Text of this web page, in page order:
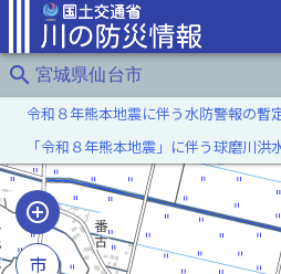
search 宮城県仙台市
令和８年熊本地震に伴う水防警報の暫
「令和８年熊本地震」に伴う球磨川
市